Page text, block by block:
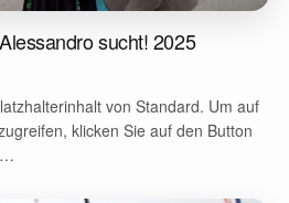
sucht! 2025
von Standard. Um auf
klicken Sie auf den Button